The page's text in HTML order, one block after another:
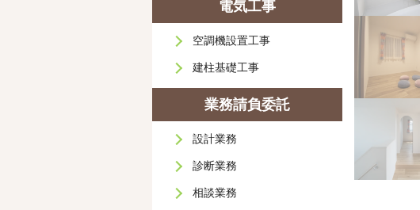
電気工事
空調機設置工事
建柱基礎工事
業務請負委託
設計業務
診断業務
相談業務